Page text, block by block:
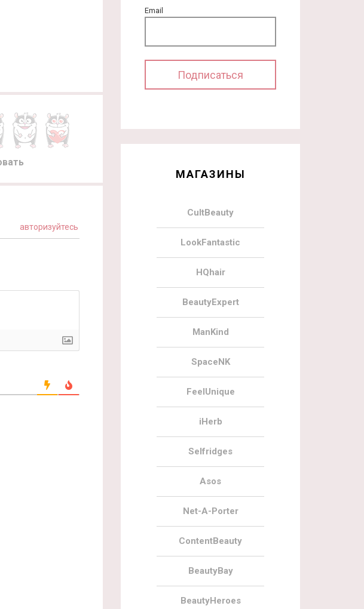
авторизуйтесь
Email
МАГАЗИНЫ
CultBeauty
LookFantastic
HQhair
BeautyExpert
ManKind
SpaceNK
FeelUnique
iHerb
Selfridges
Asos
Net-A-Porter
ContentBeauty
BeautyBay
BeautyHeroes